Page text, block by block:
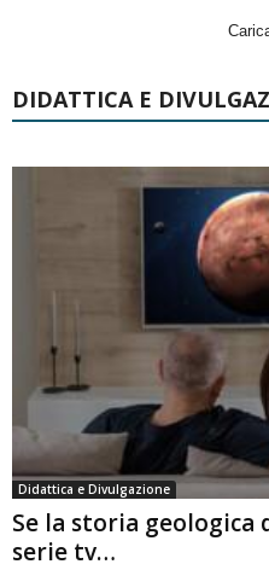
DIDATTICA E
Didattica e Divulgazione
Se la storia geologica
serie tv…